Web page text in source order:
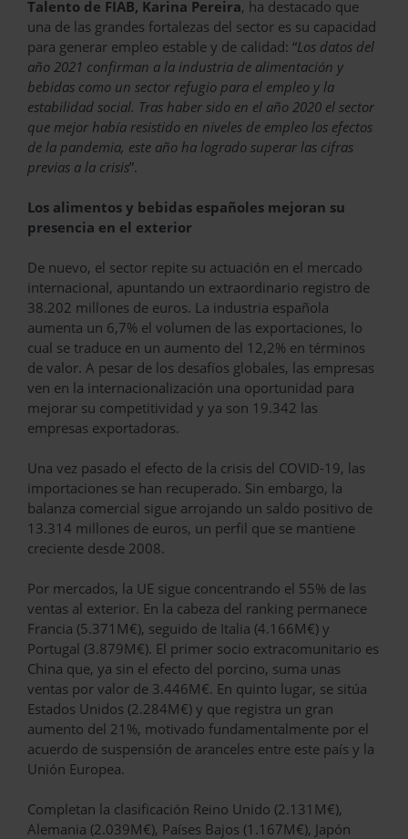
Talento de FIAB, Karina Pereira, ha destacado que
una de las grandes fortalezas del sector es su capacidad
para generar empleo estable y de calidad: “Los datos del
año 2021 confirman a la industria de alimentación y
bebidas como un sector refugio para el empleo y la
estabilidad social. Tras haber sido en el año 2020 el sector
que mejor había resistido en niveles de empleo los efectos
de la pandemia, este año ha logrado superar las cifras
previas a la crisis”.
Los alimentos y bebidas españoles mejoran su
presencia en el exterior
De nuevo, el sector repite su actuación en el mercado
internacional, apuntando un extraordinario registro de
38.202 millones de euros. La industria española
aumenta un 6,7% el volumen de las exportaciones, lo
cual se traduce en un aumento del 12,2% en términos
de valor. A pesar de los desafíos globales, las empresas
ven en la internacionalización una oportunidad para
mejorar su competitividad y ya son 19.342 las
empresas exportadoras.
Una vez pasado el efecto de la crisis del COVID-19, las
importaciones se han recuperado. Sin embargo, la
balanza comercial sigue arrojando un saldo positivo de
13.314 millones de euros, un perfil que se mantiene
creciente desde 2008.
Por mercados, la UE sigue concentrando el 55% de las
ventas al exterior. En la cabeza del ranking permanece
Francia (5.371M€), seguido de Italia (4.166M€) y
Portugal (3.879M€). El primer socio extracomunitario es
China que, ya sin el efecto del porcino, suma unas
ventas por valor de 3.446M€. En quinto lugar, se sitúa
Estados Unidos (2.284M€) y que registra un gran
aumento del 21%, motivado fundamentalmente por el
acuerdo de suspensión de aranceles entre este país y la
Unión Europea.
Completan la clasificación Reino Unido (2.131M€),
Alemania (2.039M€), Países Bajos (1.167M€), Japón